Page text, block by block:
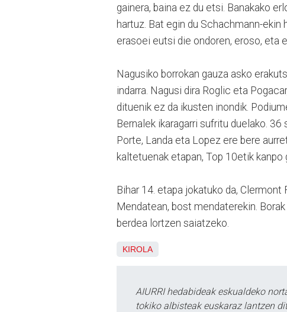
gainera, baina ez du etsi. Banakako
hartuz. Bat egin du Schachmann-
erasoei eutsi die ondoren, eroso, eta
Nagusiko borrokan gauza asko
indarra. Nagusi dira Roglic eta
dituenik ez da ikusten inondik.
Bernalek ikaragarri sufritu duelako.
Porte, Landa eta Lopez ere bere
kaltetuenak etapan, Top 10etik kanpo
Bihar 14. etapa jokatuko da,
Mendatean, bost mendaterekin.
berdea lortzen saiatzeko.
KIROLA
AIURRI hedabideak eskualdeko
tokiko albisteak euskaraz lantzen